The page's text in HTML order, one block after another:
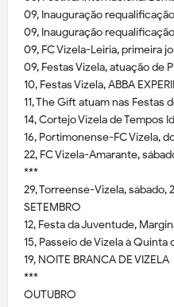
09, Inauguração
09, Inauguração
09, FC Vizela-Leiria, primeira
09, Festas Vizela, atuação de
10, Festas Vizela, ABBA
11, The Gift atuam nas Festas
14, Cortejo Vizela de Tempos
16, Portimonense-FC Vizela,
22, FC Vizela-Amarante,
***
29, Torreense-Vizela, sábado,
SETEMBRO
12, Festa da Juventude,
15, Passeio de Vizela à Quinta
19, NOITE BRANCA DE VIZELA
***
OUTUBRO